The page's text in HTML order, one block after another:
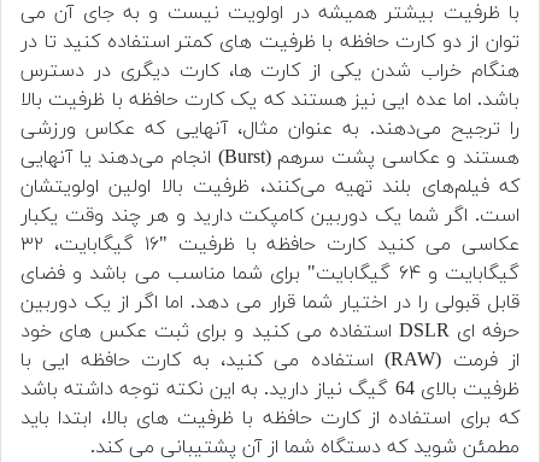
با ظرفیت بیشتر همیشه در اولویت نیست و به جای آن می
توان از دو کارت حافظه با ظرفیت های کمتر استفاده کنید تا در
هنگام خراب شدن یکی از کارت ها، کارت دیگری در دسترس
باشد. اما عده ایی نیز هستند که یک کارت حافظه با ظرفیت بالا
را ترجیح می‌دهند. به عنوان مثال، آنهایی که عکاس ورزشی
هستند و عکاسی پشت سرهم (Burst) انجام می‌دهند یا آنهایی
که فیلم‌های بلند تهیه می‌کنند، ظرفیت بالا اولین اولویتشان
است. اگر شما یک دوربین کامپکت دارید و هر چند وقت یکبار
عکاسی می کنید کارت حافظه با ظرفیت "۱۶ گیگابایت، ۳۲
گیگابایت و ۶۴ گیگابایت" برای شما مناسب می باشد و فضای
قابل قبولی را در اختیار شما قرار می دهد. اما اگر از یک دوربین
حرفه ای DSLR استفاده می کنید و برای ثبت عکس های خود
از فرمت (RAW) استفاده می کنید، به کارت حافظه ایی با
ظرفیت بالای 64 گیگ نیاز دارید. به این نکته توجه داشته باشد
که برای استفاده از کارت حافظه با ظرفیت های بالا، ابتدا باید
مطمئن شوید که دستگاه شما از آن پشتیبانی می کند.